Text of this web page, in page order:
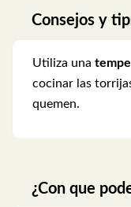
Consejos y
Utiliza una
cocinar las
quemen.
¿Con que